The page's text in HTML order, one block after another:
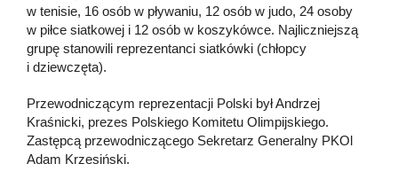
w tenisie, 16 osób w pływaniu, 12 osób w judo, 24 osoby
w piłce siatkowej i 12 osób w koszykówce. Najliczniejszą
grupę stanowili reprezentanci siatkówki (chłopcy
i dziewczęta).
Przewodniczącym reprezentacji Polski był Andrzej
Kraśnicki, prezes Polskiego Komitetu Olimpijskiego.
Zastępcą przewodniczącego Sekretarz Generalny PKOl
Adam Krzesiński.